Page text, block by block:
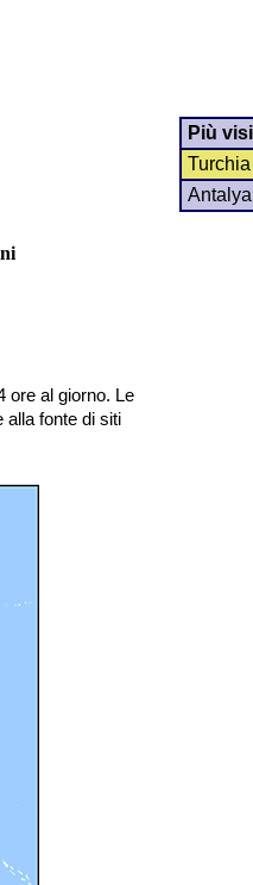
ore al giorno. Le
alla fonte di siti
Più
Turchia
Antalya